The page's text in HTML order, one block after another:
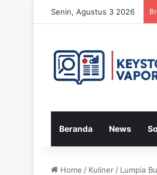
Senin, Agustus 3 2026
Beranda News
Home / Kuliner / Lumpia